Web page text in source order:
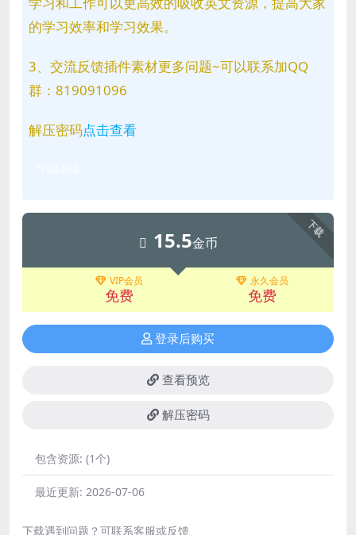
的学习效率和学习效果。
3、交流反馈插件素材更多问题~可以联系加QQ
群：819091096
解压密码点击查看
下载
15.5金币
VIP会员
免费
永久会员
免费
登录后购买
查看预览
解压密码
包含资源: (1个)
最近更新: 2026-07-06
下载遇到问题？可联系客服或反馈